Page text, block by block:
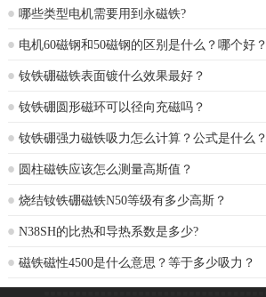
哪些类型电机需要用到永磁铁?
电机60磁钢和50磁钢的区别是什么？哪个好？
钕铁硼磁铁表面镀什么效果最好？
钕铁硼圆形磁环可以径向充磁吗？
钕铁硼强力磁铁吸力怎么计算？公式是什么？
圆柱磁铁应该怎么测量高斯值？
烧结钕铁硼磁铁N50等级有多少高斯？
N38SH的比热和导热系数是多少?
磁铁磁性4500是什么意思？等于多少吸力？